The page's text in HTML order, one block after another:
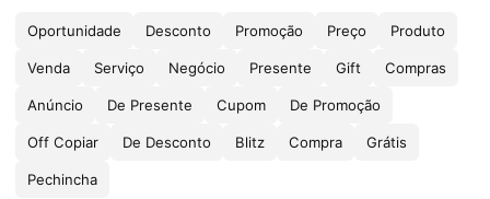
Oportunidade Desconto Promoção Preço Produto
Venda Serviço Negócio Presente Gift Compras
Anúncio De Presente Cupom De Promoção
Off Copiar De Desconto Blitz Compra Grátis
Pechincha